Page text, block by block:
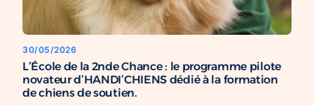
30/05/2026
L’École de la 2nde Chance : le programme pilote
novateur d’HANDI’CHIENS dédié à la formation
de chiens de soutien.